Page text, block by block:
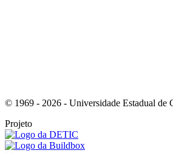
© 1969 - 2026 - Universidade Estadual de
Projeto